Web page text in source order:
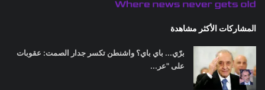
المشاركات الأكثر مشاهدة
برّي... باي باي؟ واشنطن تكسر جدار الصمت: عقوبات
على "عر...